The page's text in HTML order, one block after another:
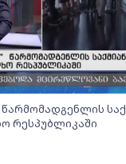
წარმომადგენლის
რესპუბლიკაში